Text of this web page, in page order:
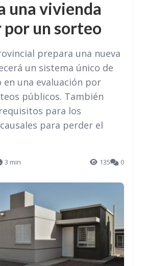
una vivienda
por un sorteo
prepara una nueva
un sistema único de
en una evaluación por
públicos. También
para los
para perder el
3 min 135 0